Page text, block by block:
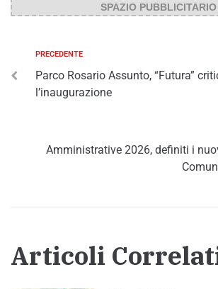
SPAZIO PUBBLICITARIO
PRECEDENTE
Parco Rosario Assunto, “Futura”
l’inaugurazione
Amministrative 2026, definiti i
Articoli